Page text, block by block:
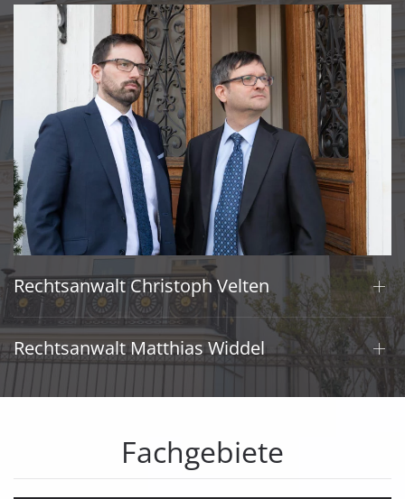
Rechtsanwalt Christoph Velten
Rechtsanwalt Matthias Widdel
Fachgebiete